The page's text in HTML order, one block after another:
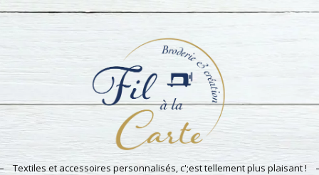
Textiles et accessoires personnalisés, c';est tellement plus plaisant !